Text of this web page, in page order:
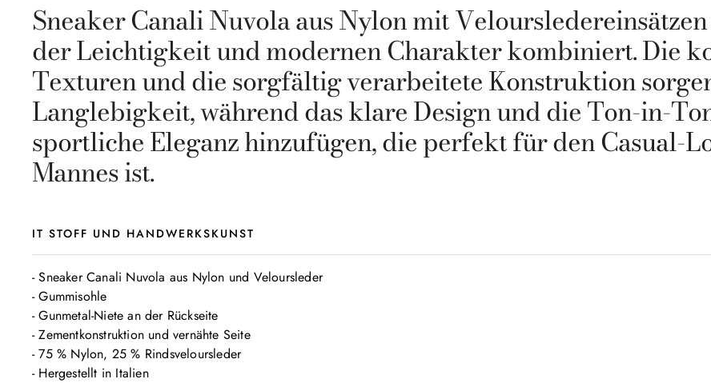
Sneaker Canali Nuvola aus Nylon mit
der Leichtigkeit und modernen Charakter kombiniert. Die
Texturen und die sorgfältig verarbeitete Konstruktion
Langlebigkeit, während das klare Design und die Ton-in-
sportliche Eleganz hinzufügen, die perfekt für den Casual-
Mannes ist.
IT STOFF UND HANDWERKSKUNST
- Sneaker Canali Nuvola aus Nylon und Veloursleder
- Gummisohle
- Gunmetal-Niete an der Rückseite
- Zementkonstruktion und vernähte Seite
- 75 % Nylon, 25 % Rindsveloursleder
- Hergestellt in Italien